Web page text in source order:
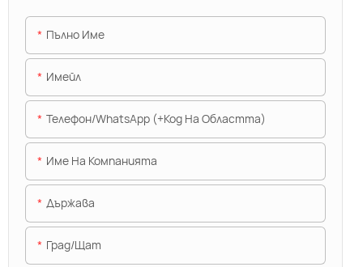
Пълно Име
Имейл
Телефон/WhatsApp (+Код На Областта)
Име На Компанията
Държава
Град/щат